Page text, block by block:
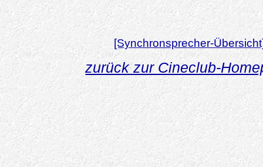
[Synchronsprecher-
zurück zur Cineclub-